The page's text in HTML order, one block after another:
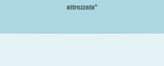
attrezzata"